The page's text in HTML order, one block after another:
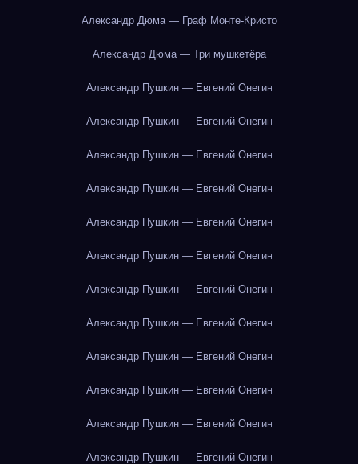
Александр Дюма — Граф Монте-Кристо
Александр Дюма — Три мушкетёра
Александр Пушкин — Евгений Онегин
Александр Пушкин — Евгений Онегин
Александр Пушкин — Евгений Онегин
Александр Пушкин — Евгений Онегин
Александр Пушкин — Евгений Онегин
Александр Пушкин — Евгений Онегин
Александр Пушкин — Евгений Онегин
Александр Пушкин — Евгений Онегин
Александр Пушкин — Евгений Онегин
Александр Пушкин — Евгений Онегин
Александр Пушкин — Евгений Онегин
Александр Пушкин — Евгений Онегин